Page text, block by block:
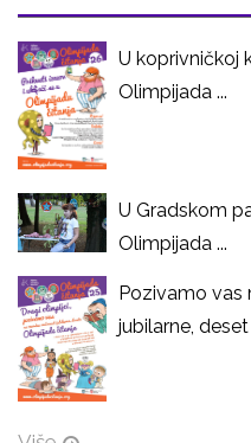
U koprivničkoj
Olimpijada ...
U Gradskom
Olimpijada ...
Pozivamo vas
jubilarne, deset